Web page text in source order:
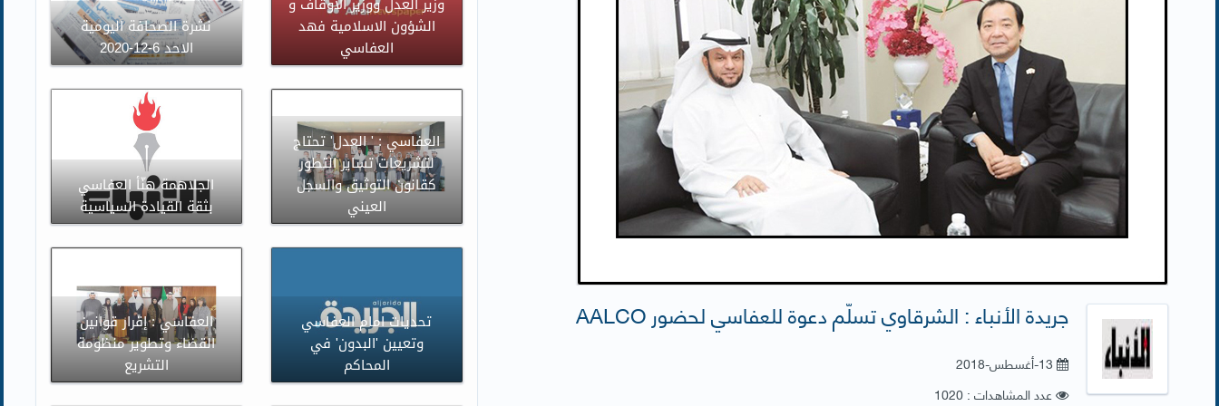
جريدة الأنباء : الشرقاوي تسلّم دعوة للعفاسي لحضور AALCO
13-أغسطس-2018
عدد المشاهدات : 1020
نشرة الصحافة اليومية
الاحد 6-12-2020
الشؤون الاسلامية فهد
العفاسي
الجلاهمة هنّأ العفاسي
بثقة القيادة السياسية
العفاسي : ' العدل' تحتاج
لتشريعات تساير التطور
كقانون التوثيق والسجل
العيني
العفاسي : إقرار قوانين
القضاء وتطوير منظومة
التشريع
تحديات امام العفاسي
وتعيين 'البدون' في
المحاكم